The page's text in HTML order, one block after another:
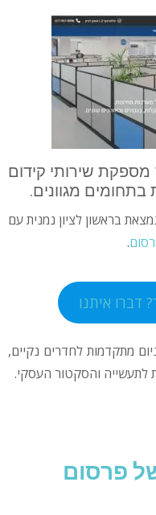
מספקת שירותי קידום
בתחומים מגוונים.
בראשון לציון נמנית עם
.
דברו איתנו
מתקדמות לחדרים נקיים,
לתעשייה והסקטור העסקי.
פרסום